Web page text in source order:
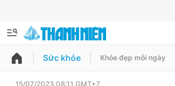
QUẢNG CÁO ĐẶT BÁO
Sức khỏe Khỏe đẹp mỗi ngày
15/07/2023 08:11 GMT+7